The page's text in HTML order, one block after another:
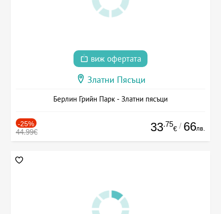
виж офертата
Златни Пясъци
Берлин Грийн Парк - Златни пясъци
-25%
44.99€ 33.75
€ / 66лв.